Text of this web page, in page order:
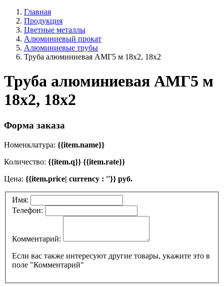
Главная
Продукция
Цветные металлы
Алюминиевый прокат
Алюминиевые трубы
Труба алюминиевая АМГ5 м 18х2, 18х2
Труба алюминиевая АМГ5 м
18х2, 18х2
Форма заказа
Номенклатура: {{item.name}}
Количество: {{item.q}} {{item.rate}}
Цена: {{item.price| currency : ''}} руб.
Имя:
Телефон:
Комментарий:
Если вас также интересуют другие товары, укажите это в
поле "Комментарий"